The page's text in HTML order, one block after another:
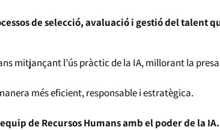
de selecció, avaluació i gestió del talent
mitjançant l’ús pràctic de la IA, millorant la
més eficient, responsable i estratègica.
de Recursos Humans amb el poder de la IA.